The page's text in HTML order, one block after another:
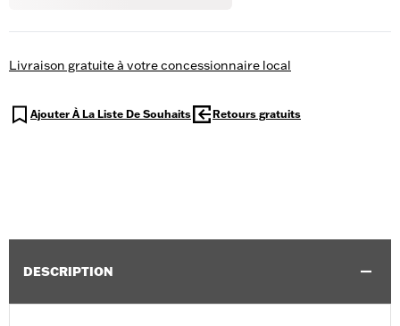
Livraison gratuite à votre concessionnaire local
Ajouter À La Liste De Souhaits Retours gratuits
DESCRIPTION